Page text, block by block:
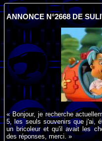
ANNONCE N°2668 DE
« Bonjour, je recherche
5, les seuls souvenirs que j'ai,
un bricoleur et qu'il avait les
des réponses, merci. »